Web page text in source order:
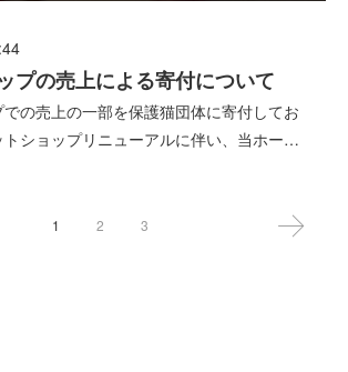
プの売上による寄付について
の売上の一部を保護猫団体に寄付してお
トショップリニューアルに伴い、当ホー…
1 2 3